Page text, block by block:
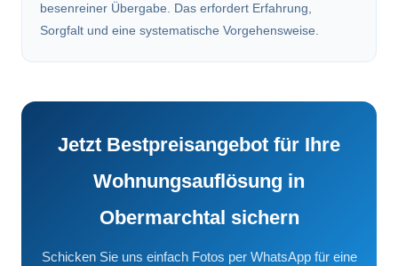
besenreiner Übergabe. Das erfordert Erfahrung,
Sorgfalt und eine systematische Vorgehensweise.
Jetzt Bestpreisangebot für Ihre
Wohnungsauflösung in
Obermarchtal sichern
Schicken Sie uns einfach Fotos per WhatsApp für eine